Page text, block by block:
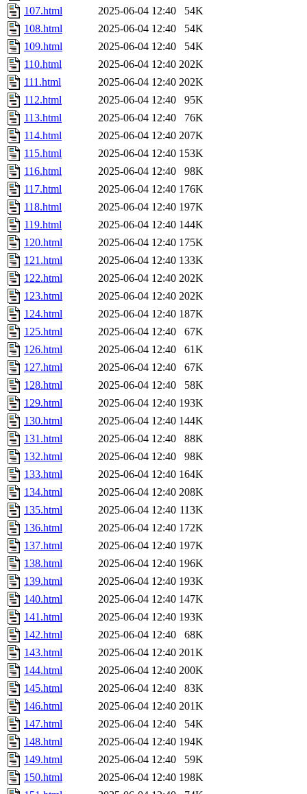
107.html
2025-06-04 12:40
54K
108.html
2025-06-04 12:40
54K
109.html
2025-06-04 12:40
54K
110.html
2025-06-04 12:40 202K
111.html
2025-06-04 12:40 202K
112.html
2025-06-04 12:40
95K
113.html
2025-06-04 12:40
76K
114.html
2025-06-04 12:40 207K
115.html
2025-06-04 12:40 153K
116.html
2025-06-04 12:40
98K
117.html
2025-06-04 12:40 176K
118.html
2025-06-04 12:40 197K
119.html
2025-06-04 12:40 144K
120.html
2025-06-04 12:40 175K
121.html
2025-06-04 12:40 133K
122.html
2025-06-04 12:40 202K
123.html
2025-06-04 12:40 202K
124.html
2025-06-04 12:40 187K
125.html
2025-06-04 12:40
67K
126.html
2025-06-04 12:40
61K
127.html
2025-06-04 12:40
67K
128.html
2025-06-04 12:40
58K
129.html
2025-06-04 12:40 193K
130.html
2025-06-04 12:40 144K
131.html
2025-06-04 12:40
88K
132.html
2025-06-04 12:40
98K
133.html
2025-06-04 12:40 164K
134.html
2025-06-04 12:40 208K
135.html
2025-06-04 12:40 113K
136.html
2025-06-04 12:40 172K
137.html
2025-06-04 12:40 197K
138.html
2025-06-04 12:40 196K
139.html
2025-06-04 12:40 193K
140.html
2025-06-04 12:40 147K
141.html
2025-06-04 12:40 193K
142.html
2025-06-04 12:40
68K
143.html
2025-06-04 12:40 201K
144.html
2025-06-04 12:40 200K
145.html
2025-06-04 12:40
83K
146.html
2025-06-04 12:40 201K
147.html
2025-06-04 12:40
54K
148.html
2025-06-04 12:40 194K
149.html
2025-06-04 12:40
59K
150.html
2025-06-04 12:40 198K